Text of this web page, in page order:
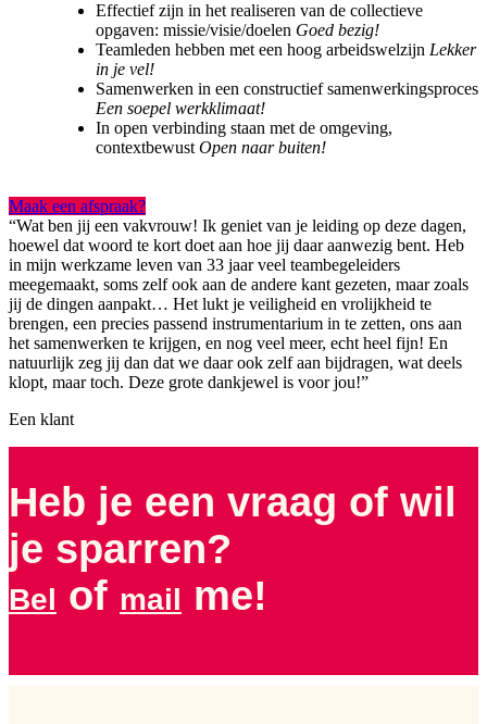
Effectief zijn in het realiseren van de collectieve
opgaven: missie/visie/doelen Goed bezig!
Teamleden hebben met een hoog arbeidswelzijn Lekker
in je vel!
Samenwerken in een constructief samenwerkingsproces
Een soepel werkklimaat!
In open verbinding staan met de omgeving,
contextbewust Open naar buiten!
Maak een afspraak?
“Wat ben jij een vakvrouw! Ik geniet van je leiding op deze dagen,
hoewel dat woord te kort doet aan hoe jij daar aanwezig bent. Heb
in mijn werkzame leven van 33 jaar veel teambegeleiders
meegemaakt, soms zelf ook aan de andere kant gezeten, maar zoals
jij de dingen aanpakt… Het lukt je veiligheid en vrolijkheid te
brengen, een precies passend instrumentarium in te zetten, ons aan
het samenwerken te krijgen, en nog veel meer, echt heel fijn! En
natuurlijk zeg jij dan dat we daar ook zelf aan bijdragen, wat deels
klopt, maar toch. Deze grote dankjewel is voor jou!”
Een klant
Heb je een vraag of wil
je sparren?
Bel of mail me!